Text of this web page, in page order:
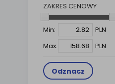
ZAKRES CENOWY
Min:
PLN
Max:
PLN
Odznacz